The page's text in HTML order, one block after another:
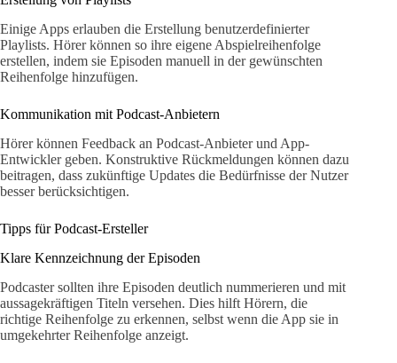
Einige Apps erlauben die Erstellung benutzerdefinierter
Playlists. Hörer können so ihre eigene Abspielreihenfolge
erstellen, indem sie Episoden manuell in der gewünschten
Reihenfolge hinzufügen.
Kommunikation mit Podcast-Anbietern
Hörer können Feedback an Podcast-Anbieter und App-
Entwickler geben. Konstruktive Rückmeldungen können dazu
beitragen, dass zukünftige Updates die Bedürfnisse der Nutzer
besser berücksichtigen.
Tipps für Podcast-Ersteller
Klare Kennzeichnung der Episoden
Podcaster sollten ihre Episoden deutlich nummerieren und mit
aussagekräftigen Titeln versehen. Dies hilft Hörern, die
richtige Reihenfolge zu erkennen, selbst wenn die App sie in
umgekehrter Reihenfolge anzeigt.